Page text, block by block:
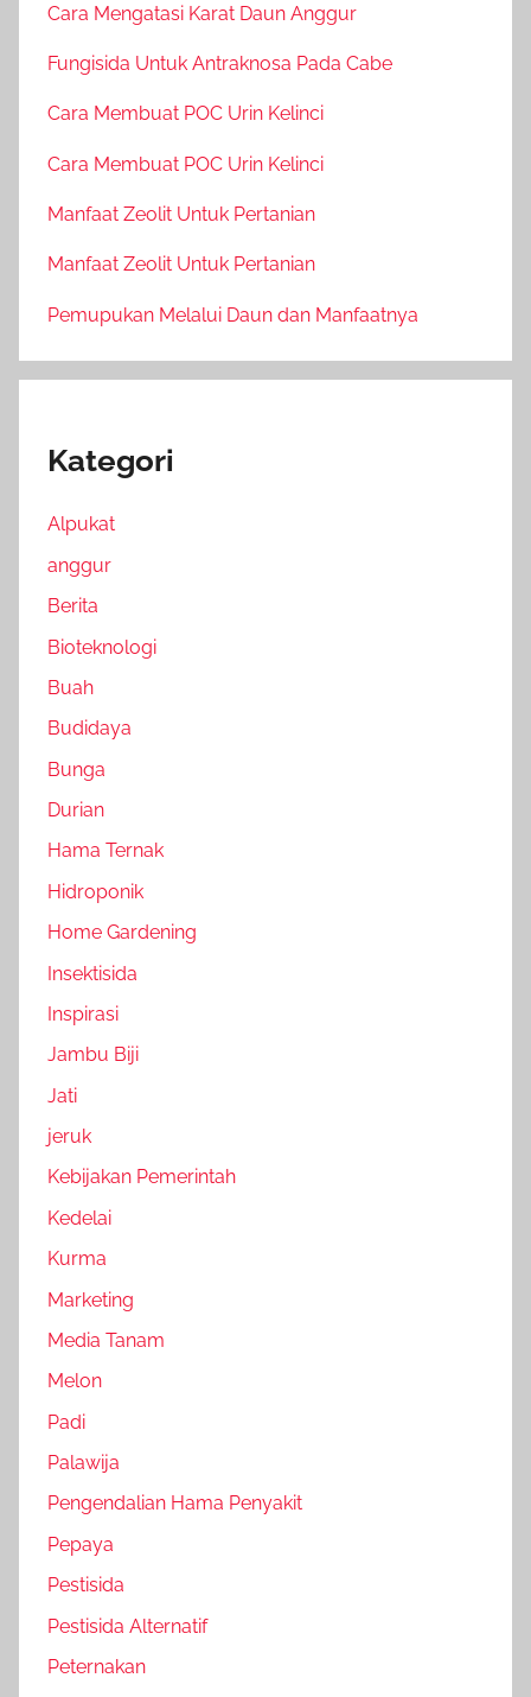
Cara Mengatasi Karat Daun Anggur
Fungisida Untuk Antraknosa Pada Cabe
Cara Membuat POC Urin Kelinci
Cara Membuat POC Urin Kelinci
Manfaat Zeolit Untuk Pertanian
Manfaat Zeolit Untuk Pertanian
Pemupukan Melalui Daun dan Manfaatnya
Kategori
Alpukat
anggur
Berita
Bioteknologi
Buah
Budidaya
Bunga
Durian
Hama Ternak
Hidroponik
Home Gardening
Insektisida
Inspirasi
Jambu Biji
Jati
jeruk
Kebijakan Pemerintah
Kedelai
Kurma
Marketing
Media Tanam
Melon
Padi
Palawija
Pengendalian Hama Penyakit
Pepaya
Pestisida
Pestisida Alternatif
Peternakan